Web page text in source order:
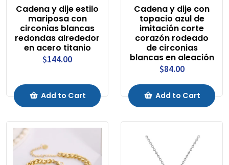
Cadena y dije estilo
mariposa con
circonias blancas
redondas alrededor
en acero titanio
$144.00
Add to Cart
Cadena y dije con
topacio azul de
imitación corte
corazón rodeado
de circonias
blancas en aleación
$84.00
Add to Cart